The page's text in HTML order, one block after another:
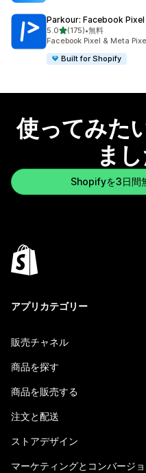
Parkour: Facebook Pixel
5.05つ星中
(175)
合計レビュー数：175件
•無料
Facebook Pixel & Meta
Built for Shopify
使ってみた
ま
Shopifyを3日間
アプリカテゴリー
販売チャネル
商品を探す
商品を販売する
注文と配送
ストアデザイン
マーケティングとコンバージョ